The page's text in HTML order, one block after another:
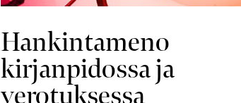
Hankintameno
kirjanpidossa ja
verotuksessa